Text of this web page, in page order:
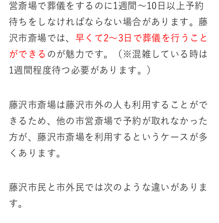
営斎場で葬儀をするのに1週間～10日以上予約
待ちをしなければならない場合があります。藤
沢市斎場では、 早くて2～3日で葬儀を行うこと
ができる のが魅力です。（※混雑している時は
1週間程度待つ必要があります。）
藤沢市斎場は藤沢市外の人も利用することがで
きるため、他の市営斎場で予約が取れなかった
方が、藤沢市斎場を利用するというケースが多
くあります。
藤沢市民と市外民では次のような違いがありま
す。